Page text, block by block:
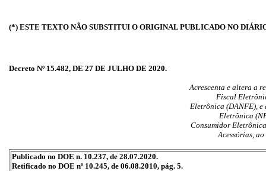
(*) ESTE TEXTO NÃO SUBSTITUI O ORIGINAL PUBLICADO NO
Decreto Nº 15.482, DE 27 DE JULHO DE 2020.
Acrescenta e altera a
Fiscal
Eletrônica (DANFE), e
Eletrônica
Consumidor
Acessórias,
Publicado no DOE n. 10.237, de 28.07.2020.
Retificado no DOE nº 10.245, de 06.08.2010, pág. 5.